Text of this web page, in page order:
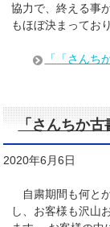
協力で、終える事
もほぼ決まってお
「「さんち
「さんちか古
2020年6月6日
自粛期間も何と
し、お客様も沢山